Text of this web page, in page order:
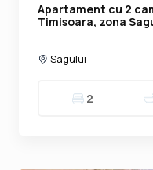
Apartament cu 2
Timisoara, zona
Sagului
2